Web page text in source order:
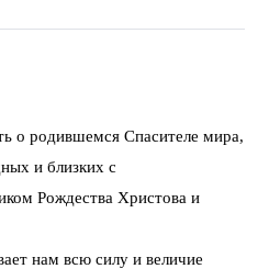
о родившемся Спасителе мира,
и близких с
Рождества Христова и
нам всю силу и величие